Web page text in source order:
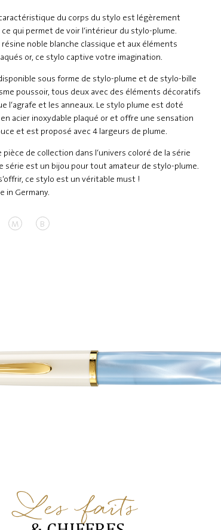
du corps du stylo est légèrement
qui permet de voir l‘intérieur du stylo-plume.
résine noble blanche classique et aux éléments
or, ce stylo captive votre imagination.
sous forme de stylo-plume et de stylo-bille
poussoir, tous deux avec des éléments décoratifs
l‘agrafe et les anneaux. Le stylo plume est doté
en acier inoxydable plaqué or et offre une sensation
et est proposé avec 4 largeurs de plume.
pièce de collection dans l‘univers coloré de la série
série est un bijou pour tout amateur de stylo-plume.
ce stylo est un véritable must !
in Germany.
M B
Les faits